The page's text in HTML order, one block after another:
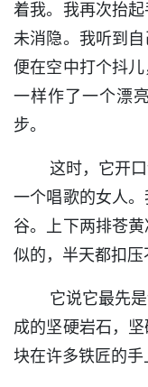
着我。我再次抬
未消隐。我听到
便在空中打个抖
一样作了一个漂
步。
这时，它开口
一个唱歌的女人
谷。上下两排苍
似的，半天都扣压
它说它最先是
成的坚硬岩石，
块在许多铁匠的手